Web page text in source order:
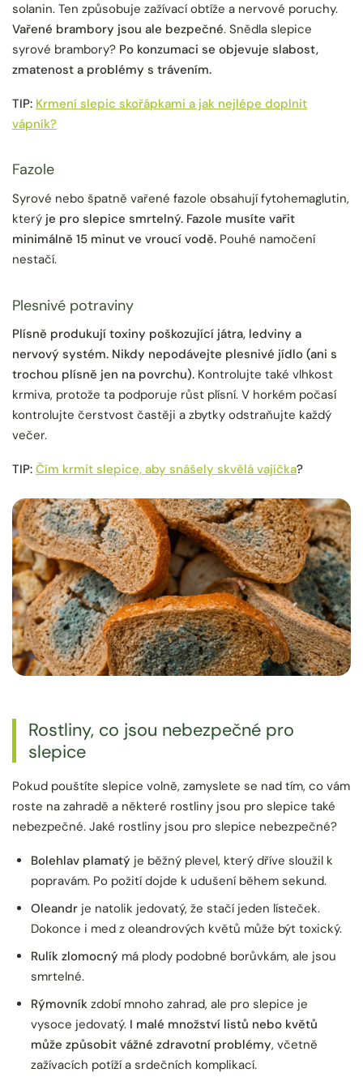
solanin. Ten způsobuje zažívací obtíže a nervové poruchy.
Vařené brambory jsou ale bezpečné. Snědla slepice
syrové brambory? Po konzumaci se objevuje slabost,
zmatenost a problémy s trávením.
TIP: Krmení slepic skořápkami a jak nejlépe doplnit
vápník?
Fazole
Syrové nebo špatně vařené fazole obsahují fytohemaglutin,
který je pro slepice smrtelný. Fazole musíte vařit
minimálně 15 minut ve vroucí vodě. Pouhé namočení
nestačí.
Plesnivé potraviny
Plísně produkují toxiny poškozující játra, ledviny a
nervový systém. Nikdy nepodávejte plesnivé jídlo (ani s
trochou plísně jen na povrchu). Kontrolujte také vlhkost
krmiva, protože ta podporuje růst plísní. V horkém počasí
kontrolujte čerstvost častěji a zbytky odstraňujte každý
večer.
TIP: Čím krmit slepice, aby snášely skvělá vajíčka?
Rostliny, co jsou nebezpečné pro
slepice
Pokud pouštíte slepice volně, zamyslete se nad tím, co vám
roste na zahradě a některé rostliny jsou pro slepice také
nebezpečné. Jaké rostliny jsou pro slepice nebezpečné?
Bolehlav plamatý je běžný plevel, který dříve sloužil k
popravám. Po požití dojde k udušení během sekund.
Oleandrje natolik jedovatý, že stačí jeden lísteček.
Dokonce i med z oleandrových květů může být toxický.
Rulík zlomocný má plody podobné borůvkám, ale jsou
smrtelné.
Rýmovníkzdobí mnoho zahrad, ale pro slepice je
vysoce jedovatý. I malé množství listů nebo květů
může způsobit vážné zdravotní problémy, včetně
zažívacích potíží a srdečních komplikací.